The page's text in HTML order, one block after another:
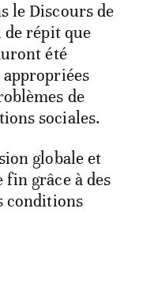
le Discours de
de répit que
été
de
sociales.
globale et
fin grâce à des
conditions